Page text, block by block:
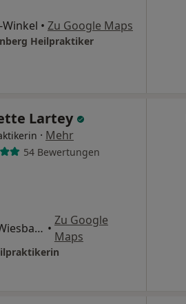
• Zu Google Maps
Heilpraktiker
Lartey
· Mehr
54 Bewertungen
Kaiser-Friedrich-Str. 6, Wiesbaden •
Zu Google
Maps